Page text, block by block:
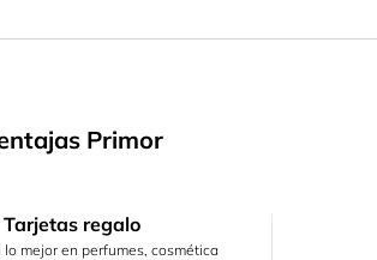
Primor
Tarjetas regalo
lo mejor en perfumes, cosmética